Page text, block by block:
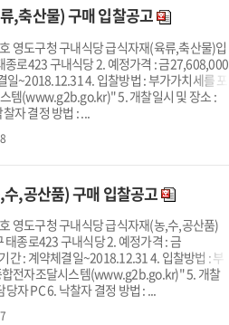
,축산물) 구매 입찰공고
영도구청 구내식당 급식자재(육류,축산물)입
종로423 구내식당 2. 예정가격 : 금27,608,000
~2018.12.31 4. 입찰방법 : 부가가치세를 포
템(www.g2b.go.kr)" 5. 개찰일시 및 장소 :
자 결정 방법 : ...
,공산품) 구매 입찰공고
영도구청 구내식당 급식자재(농,수,공산품)
태종로423 구내식당 2. 예정가격 : 금
: 계약체결일~2018.12.31 4. 입찰방법 : 부
전자조달시스템(www.g2b.go.kr)" 5. 개찰
자 PC 6. 낙찰자 결정 방법 : ...